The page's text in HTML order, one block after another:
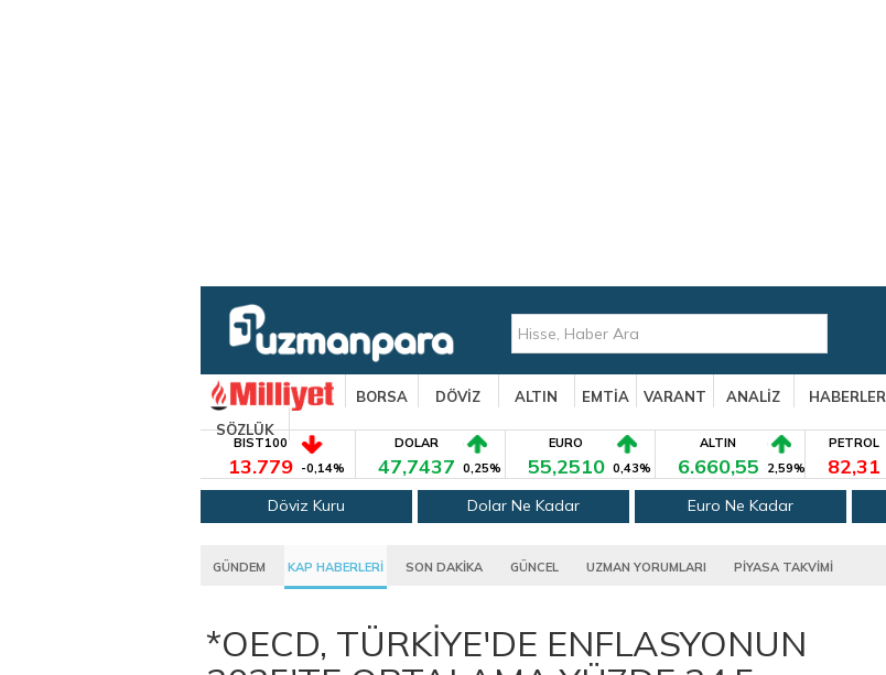
BORSA DÖVİZ ALTIN EMTİA VARANT ANALİZ HABERLER
SÖZLÜK
BIST100
13.779 -0,14%
DOLAR
47,7437 0,25%
EURO
55,2510 0,43%
ALTIN
6.660,55 2,59%
PETROL
82,31
Döviz Kuru Dolar Ne Kadar Euro Ne Kadar
GÜNDEM KAP HABERLERİ SON DAKİKA GÜNCEL UZMAN YORUMLARI PİYASA TAKVİMİ
*OECD, TÜRKİYE'DE ENFLASYONUN